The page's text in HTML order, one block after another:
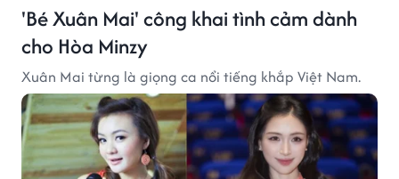
'Bé Xuân Mai' công khai tình cảm dành
cho Hòa Minzy
Xuân Mai từng là giọng ca nổi tiếng khắp Việt Nam.